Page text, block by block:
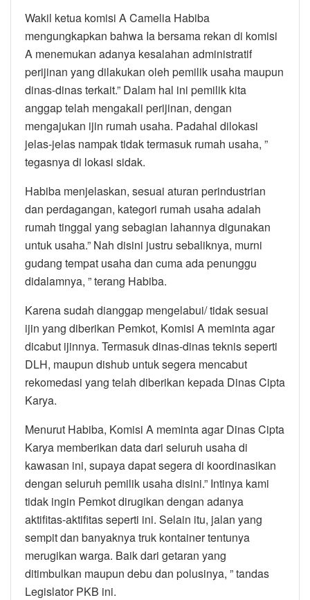
Wakil ketua komisi A Camelia Habiba
mengungkapkan bahwa Ia bersama rekan di komisi
A menemukan adanya kesalahan administratif
perijinan yang dilakukan oleh pemilik usaha maupun
dinas-dinas terkait.” Dalam hal ini pemilik kita
anggap telah mengakali perijinan, dengan
mengajukan ijin rumah usaha. Padahal dilokasi
jelas-jelas nampak tidak termasuk rumah usaha, ”
tegasnya di lokasi sidak.
Habiba menjelaskan, sesuai aturan perindustrian
dan perdagangan, kategori rumah usaha adalah
rumah tinggal yang sebagian lahannya digunakan
untuk usaha.” Nah disini justru sebaliknya, murni
gudang tempat usaha dan cuma ada penunggu
didalamnya, ” terang Habiba.
Karena sudah dianggap mengelabui/ tidak sesuai
ijin yang diberikan Pemkot, Komisi A meminta agar
dicabut ijinnya. Termasuk dinas-dinas teknis seperti
DLH, maupun dishub untuk segera mencabut
rekomedasi yang telah diberikan kepada Dinas Cipta
Karya.
Menurut Habiba, Komisi A meminta agar Dinas Cipta
Karya memberikan data dari seluruh usaha di
kawasan ini, supaya dapat segera di koordinasikan
dengan seluruh pemilik usaha disini.” Intinya kami
tidak ingin Pemkot dirugikan dengan adanya
aktifitas-aktifitas seperti ini. Selain itu, jalan yang
sempit dan banyaknya truk kontainer tentunya
merugikan warga. Baik dari getaran yang
ditimbulkan maupun debu dan polusinya, ” tandas
Legislator PKB ini.